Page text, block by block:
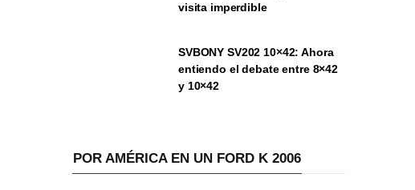
visita imperdible
SVBONY SV202 10×42: Ahora
entiendo el debate entre 8×42
y 10×42
POR AMÉRICA EN UN FORD K 2006